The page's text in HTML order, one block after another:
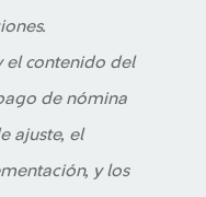
el contenido del
de nómina
ajuste, el
y los